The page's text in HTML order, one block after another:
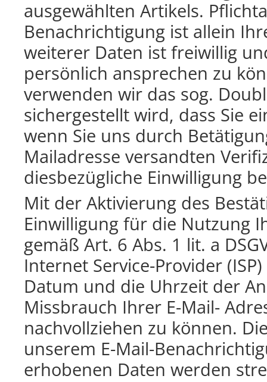
ausgewählten Artikels.
Benachrichtigung ist allein
weiterer Daten ist freiwillig
persönlich ansprechen zu
verwenden wir das sog.
sichergestellt wird, dass Sie
wenn Sie uns durch
Mailadresse versandten
diesbezügliche Einwilligung
Mit der Aktivierung des
Einwilligung für die Nutzung
gemäß Art. 6 Abs. 1 lit. a
Internet Service-Provider
Datum und die Uhrzeit der
Missbrauch Ihrer E-Mail-
nachvollziehen zu können.
unserem E-Mail-
erhobenen Daten werden